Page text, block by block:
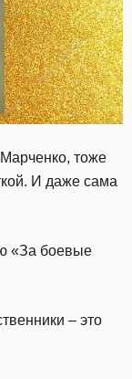
тоже
И даже сама
«За боевые
– это